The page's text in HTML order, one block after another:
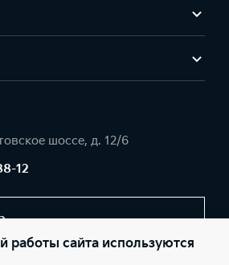
шоссе, д. 12/6
12
звонок
работы сайта используются